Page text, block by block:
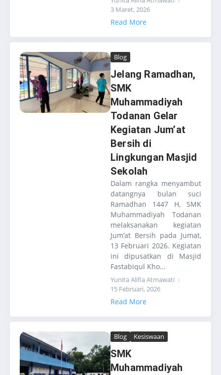
3 Maret, 2026
Read More
Blog
Jelang Ramadhan,
SMK
Muhammadiyah
Todanan Gelar
Kegiatan Jum’at
Bersih di
Lingkungan Masjid
Sekolah
Dalam rangka menyambut
datangnya bulan suci
Ramadhan 1447 H, SMK
Muhammadiyah Todanan
melaksanakan kegiatan
Jum’at Bersih pada Jumat,
13 Februari 2026. Kegiatan
ini dipusatkan di Masjid
Fastabiqul Kho...
Yunita Alifia Atmawati
15 Februari, 2026
Read More
Blog Kesiswaan
SMK
Muhammadiyah